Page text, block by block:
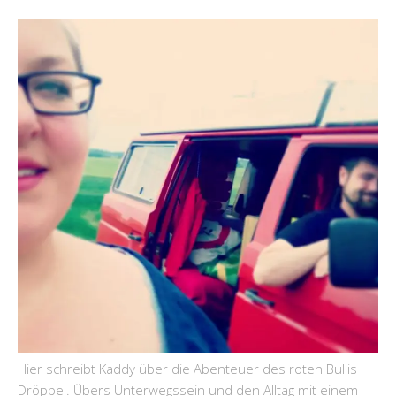
Hier schreibt Kaddy über die Abenteuer des roten Bullis
Dröppel. Übers Unterwegssein und den Alltag mit einem